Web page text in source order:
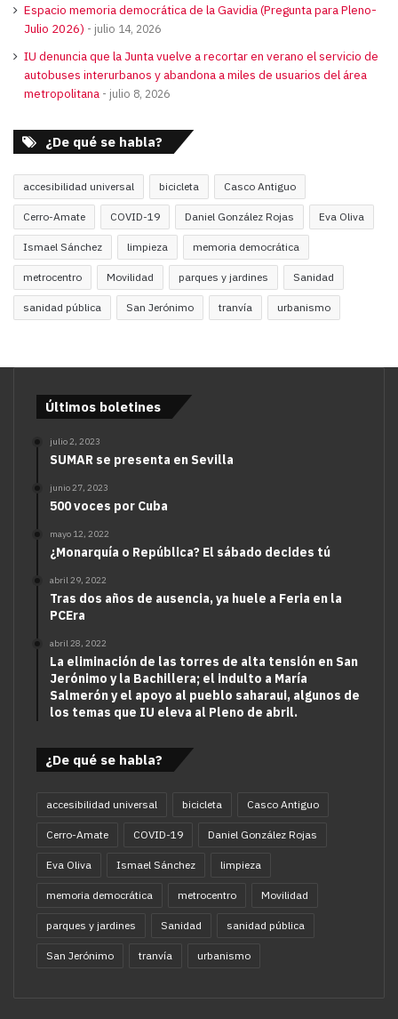
Espacio memoria democrática de la Gavidia (Pregunta para Pleno-
Julio 2026)
julio 14, 2026
IU denuncia que la Junta vuelve a recortar en verano el servicio de
autobuses interurbanos y abandona a miles de usuarios del área
metropolitana
julio 8, 2026
¿De qué se habla?
accesibilidad universal bicicleta Casco Antiguo
Cerro-Amate COVID-19 Daniel González Rojas Eva Oliva
Ismael Sánchez limpieza memoria democrática
metrocentro Movilidad parques y jardines Sanidad
sanidad pública San Jerónimo tranvía urbanismo
Últimos boletines
julio 2, 2023
SUMAR se presenta en Sevilla
junio 27, 2023
500 voces por Cuba
mayo 12, 2022
¿Monarquía o República? El sábado decides tú
abril 29, 2022
Tras dos años de ausencia, ya huele a Feria en la
PCEra
abril 28, 2022
La eliminación de las torres de alta tensión en San
Jerónimo y la Bachillera; el indulto a María
Salmerón y el apoyo al pueblo saharaui, algunos de
los temas que IU eleva al Pleno de abril.
¿De qué se habla?
accesibilidad universal bicicleta Casco Antiguo
Cerro-Amate COVID-19 Daniel González Rojas
Eva Oliva Ismael Sánchez limpieza
memoria democrática metrocentro Movilidad
parques y jardines Sanidad sanidad pública
San Jerónimo tranvía urbanismo